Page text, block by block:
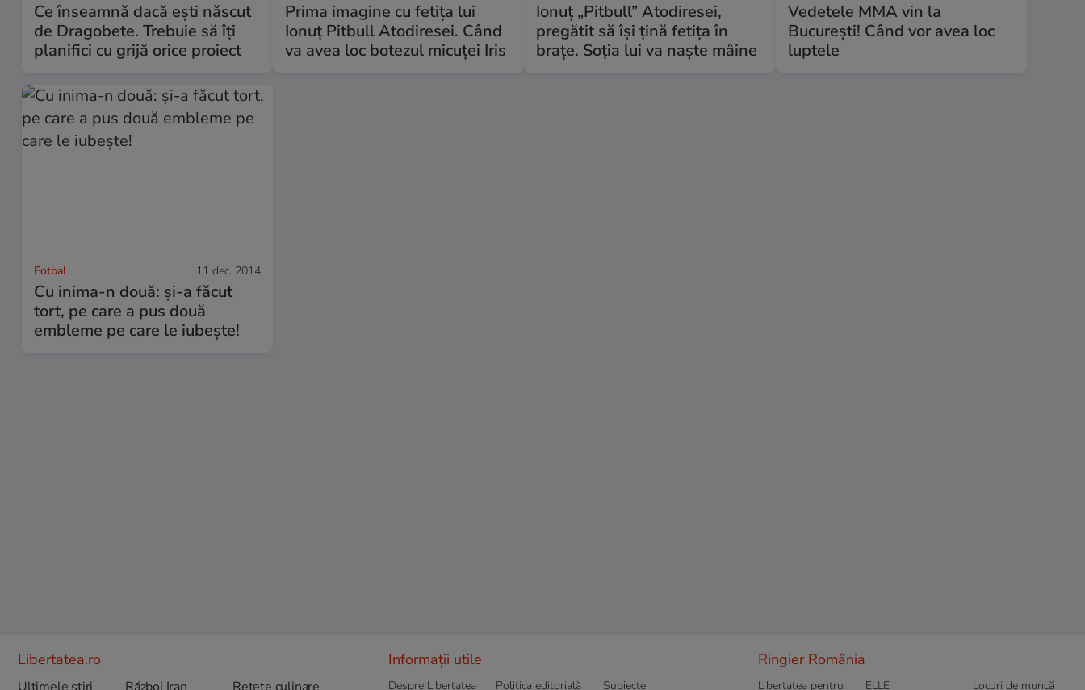
Ce înseamnă dacă ești născut
de Dragobete. Trebuie să îți
planifici cu grijă orice proiect
Prima imagine cu fetița lui
Ionuţ Pitbull Atodiresei. Când
va avea loc botezul micuței Iris
Ionuț „Pitbull” Atodiresei,
pregătit să își țină fetița în
brațe. Soția lui va naște mâine
Vedetele MMA vin la
Bucureşti! Când vor avea loc
luptele
Fotbal 11 dec. 2014
Cu inima-n două: și-a făcut
tort, pe care a pus două
embleme pe care le iubește!
Libertatea.ro Informații utile
Despre Libertatea Politica editorială Subiecte
Ringier România
Libertatea pentru ELLE Locuri de muncă